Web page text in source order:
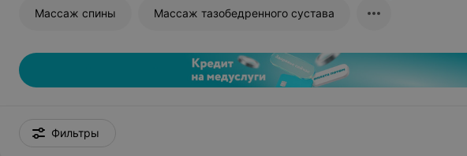
Массаж спины Массаж тазобедренного сустава
Фильтры